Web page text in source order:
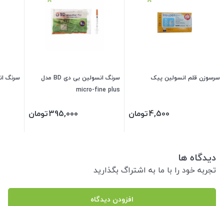
سرسوزن قلم انسولین پیک
4,500تومان
سرنگ انسولین بی دی BD مدل
micro-fine plus
395,000تومان
سرنگ
دیدگاه ها
تجربه خود را با ما به اشتراگ بگذارید
افزودن دیدگاه